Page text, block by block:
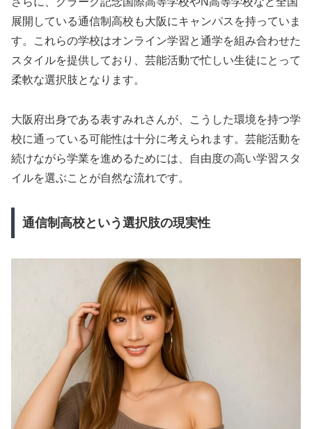
展開している通信制高校も大阪にキャンパスを持っていま
す。これらの学校はオンライン学習と通学を組み合わせた
スタイルを提供しており、芸能活動で忙しい生徒にとって
柔軟な選択肢となります。
大阪府出身である表すみれさんが、こうした環境を持つ学
校に通っている可能性は十分に考えられます。芸能活動を
続けながら学業を進めるためには、自由度の高い学習スタ
イルを選ぶことが自然な流れです。
通信制高校という選択肢の現実性